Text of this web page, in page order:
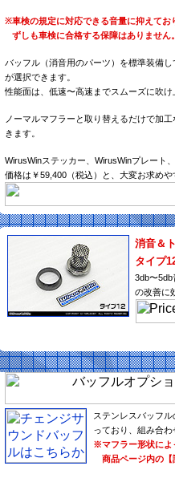
※車検の規定に対応できる音量に抑えて
ずしも車検に合格する保障はありませ
バッフル（消音用のパーツ）を標準装備
が選択できます。
性能面は、低速〜高速までスムーズに吹
ノーマルマフラーと取り替えるだけで加
きます。
WirusWinステッカー、WirusWinプレート
価格は￥59,400（税込）と、大変お求め
消音＆
タイプ
3db〜
の改善に
ステンレスバッフ
っており、組み合
※マフラー形状によ
商品ページ内の【